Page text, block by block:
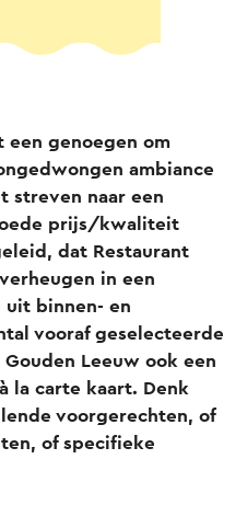
een genoegen om
ambiance
streven naar een
prijs/kwaliteit
dat Restaurant
in een
binnen- en
vooraf geselecteerde
Leeuw ook een
la carte kaart. Denk
voorgerechten, of
of specifieke